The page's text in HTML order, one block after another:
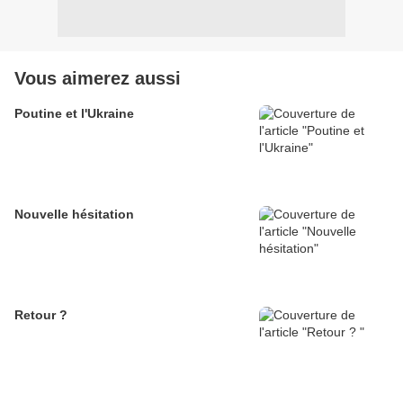
Vous aimerez aussi
Poutine et l'Ukraine
Nouvelle hésitation
Retour ?